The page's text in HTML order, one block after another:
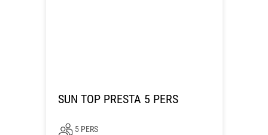
SUN TOP PRESTA 5 PERS
5 PERS